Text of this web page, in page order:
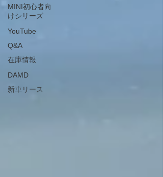
MINI初心者向
けシリーズ
YouTube
Q&A
在庫情報
DAMD
新車リース